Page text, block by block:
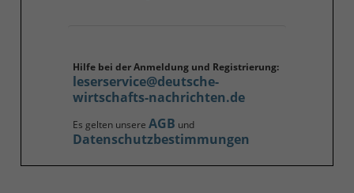
Hilfe bei der Anmeldung und Registrierung:
leserservice@deutsche-
wirtschafts-nachrichten.de
Es gelten unsere AGB und
Datenschutzbestimmungen